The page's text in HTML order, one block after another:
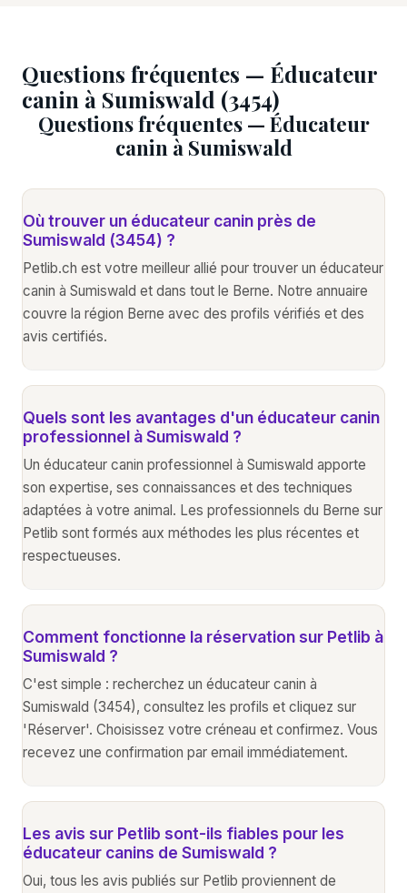
Questions fréquentes — Éducateur
canin à Sumiswald (3454)
Questions fréquentes — Éducateur
canin à Sumiswald
Où trouver un éducateur canin près de
Sumiswald (3454) ?
Petlib.ch est votre meilleur allié pour trouver un éducateur
canin à Sumiswald et dans tout le Berne. Notre annuaire
couvre la région Berne avec des profils vérifiés et des
avis certifiés.
Quels sont les avantages d'un éducateur canin
professionnel à Sumiswald ?
Un éducateur canin professionnel à Sumiswald apporte
son expertise, ses connaissances et des techniques
adaptées à votre animal. Les professionnels du Berne sur
Petlib sont formés aux méthodes les plus récentes et
respectueuses.
Comment fonctionne la réservation sur Petlib à
Sumiswald ?
C'est simple : recherchez un éducateur canin à
Sumiswald (3454), consultez les profils et cliquez sur
'Réserver'. Choisissez votre créneau et confirmez. Vous
recevez une confirmation par email immédiatement.
Les avis sur Petlib sont-ils fiables pour les
éducateur canins de Sumiswald ?
Oui, tous les avis publiés sur Petlib proviennent de